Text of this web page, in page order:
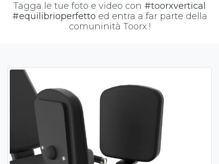
Tagga le tue foto e video con #toorxvertical
#equilibrioperfetto ed entra a far parte della
comuninità Toorx !